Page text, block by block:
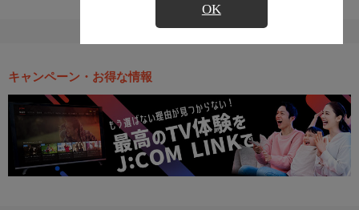
OK
キャンペーン・お得な情報